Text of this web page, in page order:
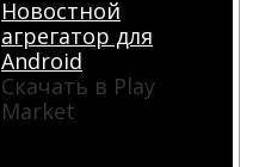
Новостной
агрегатор для
Android
Скачать в Play
Market